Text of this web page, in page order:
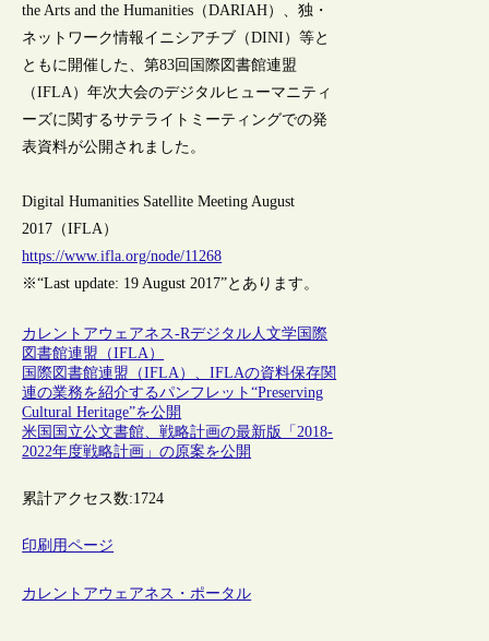
the Arts and the Humanities（DARIAH）、独・
ネットワーク情報イニシアチブ（DINI）等と
ともに開催した、第83回国際図書館連盟
（IFLA）年次大会のデジタルヒューマニティ
ーズに関するサテライトミーティングでの発
表資料が公開されました。
Digital Humanities Satellite Meeting August
2017（IFLA）
https://www.ifla.org/node/11268
※“Last update: 19 August 2017”とあります。
カレントアウェアネス-Rデジタル人文学国際
図書館連盟（IFLA）
国際図書館連盟（IFLA）、IFLAの資料保存関
連の業務を紹介するパンフレット“Preserving
Cultural Heritage”を公開
米国国立公文書館、戦略計画の最新版「2018-
2022年度戦略計画」の原案を公開
累計アクセス数:1724
印刷用ページ
カレントアウェアネス・ポータル